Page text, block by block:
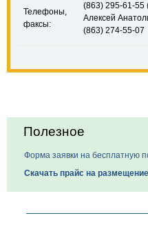
Телефоны,
факсы:
(863) 295-61-55
Алексей
(863) 274-55-07
Полезное
Форма заявки на бесплатную
Скачать прайс на